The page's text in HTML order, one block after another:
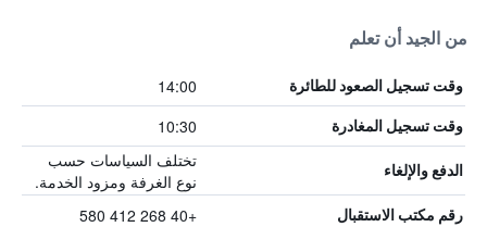
من الجيد أن تعلم
وقت تسجيل الصعود للطائرة 14:00
وقت تسجيل المغادرة 10:30
الدفع والإلغاء
تختلف السياسات حسب
نوع الغرفة ومزود الخدمة.
رقم مكتب الاستقبال +40 268 412 580